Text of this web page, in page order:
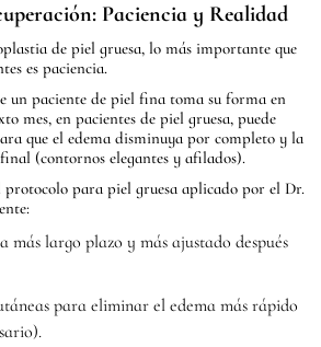
Paciencia y Realidad
de piel gruesa, lo más importante que
es paciencia.
un paciente de piel fina toma su forma en
mes, en pacientes de piel gruesa, puede
que el edema disminuya por completo y la
(contornos elegantes y afilados).
protocolo para piel gruesa aplicado por el Dr.
más largo plazo y más ajustado después
para eliminar el edema más rápido